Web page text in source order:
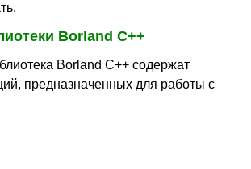
Borland C++
Borland C++ содержат
предназначенных для работы с